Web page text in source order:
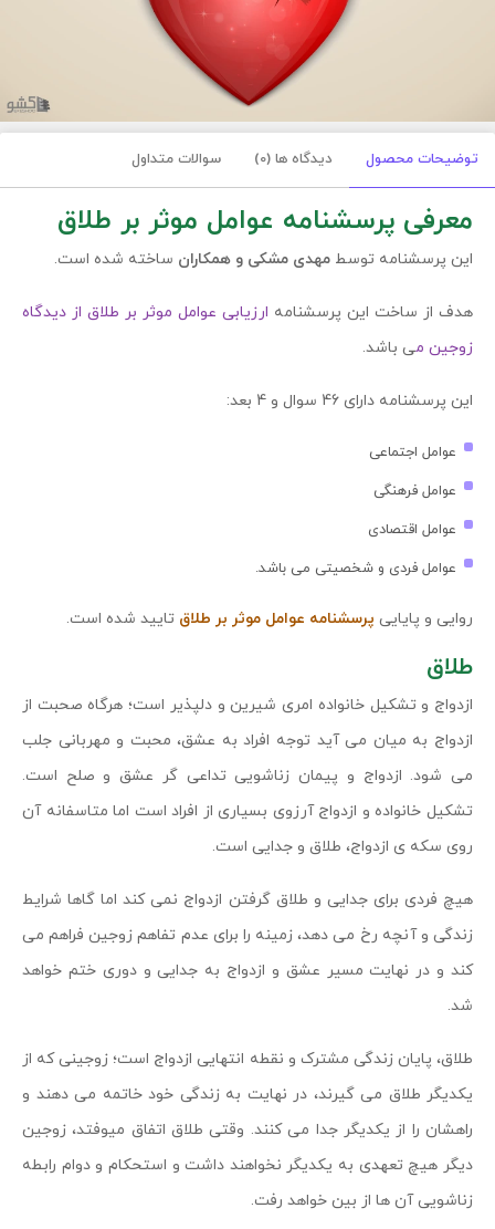
توضیحات محصول دیدگاه ها (0) سوالات متداول
معرفی پرسشنامه عوامل موثر بر طلاق
این پرسشنامه توسط مهدی مشکی و همکاران ساخته شده است.
هدف از ساخت این پرسشنامه ارزیابی عوامل موثر بر طلاق از دیدگاه
زوجین می باشد.
این پرسشنامه دارای 46 سوال و 4 بعد:
عوامل اجتماعی
عوامل فرهنگی
عوامل اقتصادی
عوامل فردی و شخصیتی می باشد.
روایی و پایایی پرسشنامه عوامل موثر بر طلاق تایید شده است.
طلاق
ازدواج و تشکیل خانواده امری شیرین و دلپذیر است؛ هرگاه صحبت از
ازدواج به میان می آید توجه افراد به عشق، محبت و مهربانی جلب
می شود. ازدواج و پیمان زناشویی تداعی گر عشق و صلح است.
تشکیل خانواده و ازدواج آرزوی بسیاری از افراد است اما متاسفانه آن
روی سکه ی ازدواج، طلاق و جدایی است.
هیچ فردی برای جدایی و طلاق گرفتن ازدواج نمی کند اما گاها شرایط
زندگی و آنچه رخ می دهد، زمینه را برای عدم تفاهم زوجین فراهم می
کند و در نهایت مسیر عشق و ازدواج به جدایی و دوری ختم خواهد
شد.
طلاق، پایان زندگی مشترک و نقطه انتهایی ازدواج است؛ زوجینی که از
یکدیگر طلاق می گیرند، در نهایت به زندگی خود خاتمه می دهند و
راهشان را از یکدیگر جدا می کنند. وقتی طلاق اتفاق میوفتد، زوجین
دیگر هیچ تعهدی به یکدیگر نخواهند داشت و استحکام و دوام رابطه
زناشویی آن ها از بین خواهد رفت.